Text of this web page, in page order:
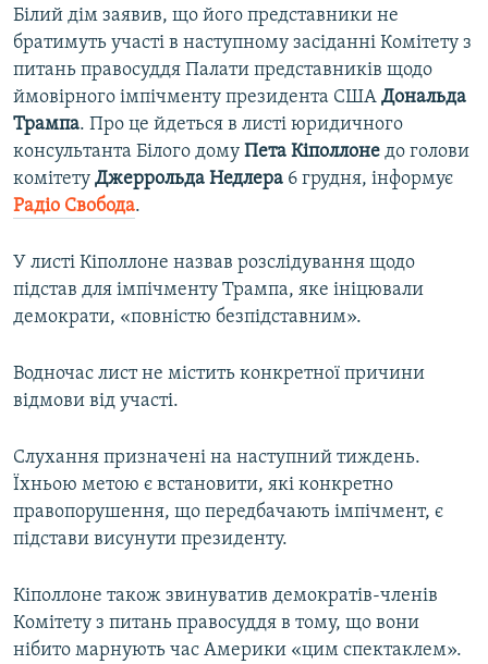
Усі сайти RFE/RL
Білий дім заявив, що його представники не
братимуть участі в наступному засіданні Комітету з
питань правосуддя Палати представників щодо
ймовірного імпічменту президента США Дональда
Трампа. Про це йдеться в листі юридичного
консультанта Білого дому Пета Кіполлоне до голови
комітету Джеррольда Недлера 6 грудня, інформує
Радіо Свобода.
У листі Кіполлоне назвав розслідування щодо
підстав для імпічменту Трампа, яке ініцювали
демократи, «повністю безпідставним».
Водночас лист не містить конкретної причини
відмови від участі.
Слухання призначені на наступний тиждень.
Їхньою метою є встановити, які конкретно
правопорушення, що передбачають імпічмент, є
підстави висунути президенту.
Кіполлоне також звинуватив демократів-членів
Комітету з питань правосуддя в тому, що вони
нібито марнують час Америки «цим спектаклем».